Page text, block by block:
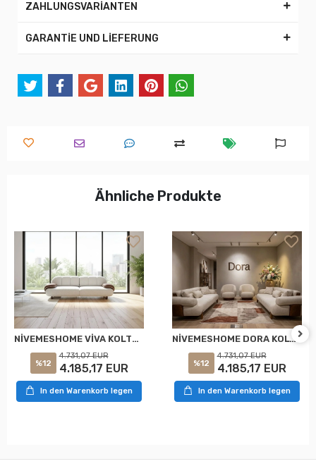
ZAHLUNGSVARİANTEN
GARANTİE UND LİEFERUNG
Ähnliche Produkte
NİVEMESHOME VİVA KOLTUK TAKIMI
%12
4.731,07 EUR
4.185,17 EUR
In den Warenkorb legen
NİVEMESHOME DORA KOLTUK TAKIMI
%12
4.731,07 EUR
4.185,17 EUR
In den Warenkorb legen